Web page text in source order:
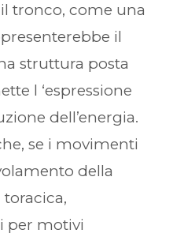
il tronco, come una
il
struttura posta
l ‘espressione
dell’energia.
se i movimenti
della
toracica,
per motivi